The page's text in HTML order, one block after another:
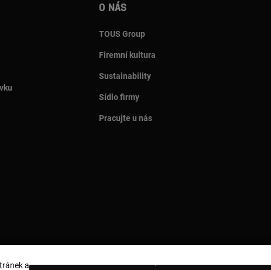
O nás
TOUS Group
Firemní kultura
Sustainability
Sídlo firmy
Pracujte u nás
Czech Republic / Euro
a